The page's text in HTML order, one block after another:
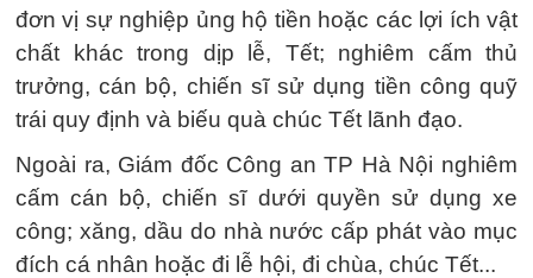
đơn vị sự nghiệp ủng hộ tiền hoặc các lợi ích vật
chất khác trong dịp lễ, Tết; nghiêm cấm thủ
trưởng, cán bộ, chiến sĩ sử dụng tiền công quỹ
trái quy định và biếu quà chúc Tết lãnh đạo.
Ngoài ra, Giám đốc Công an TP Hà Nội nghiêm
cấm cán bộ, chiến sĩ dưới quyền sử dụng xe
công; xăng, dầu do nhà nước cấp phát vào mục
đích cá nhân hoặc đi lễ hội, đi chùa, chúc Tết...